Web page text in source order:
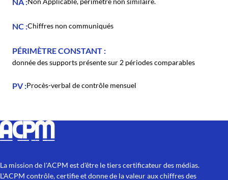
NC Chiffres non communiqués
PÉRIMÈTRE CONSTANT
donnée des supports présente sur 2 périodes comparables
PV Procès-verbal de contrôle mensuel
La mission de l'ACPM est d'être le tiers certificateur des médias.
L'ACPM contrôle, certifie et donne de la valeur aux chiffres des